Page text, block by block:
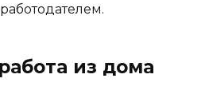
из дома